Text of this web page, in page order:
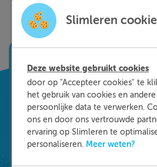
Zo leer je sneller en
Slimleren!
Slimleren
Deze website gebruikt cookies
door op "Accepteer cookies" te
het gebruik van cookies en
persoonlijke data te verwerken.
ons en door ons vertrouwde
ervaring op Slimleren te
personaliseren. Meer weten?